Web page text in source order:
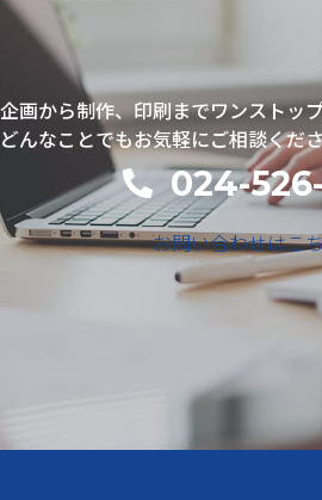
企画から制作、印刷までワンストッ
どんなことでもお気軽にご相談くだ
電話番号024-
お問い合わせはこ